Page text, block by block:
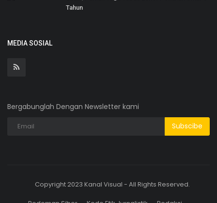
Tahun
MEDIA SOSIAL
Bergabunglah Dengan Newsletter kami
Subscibe
Copyright 2023 Kanal Visual - All Rights Reserved.